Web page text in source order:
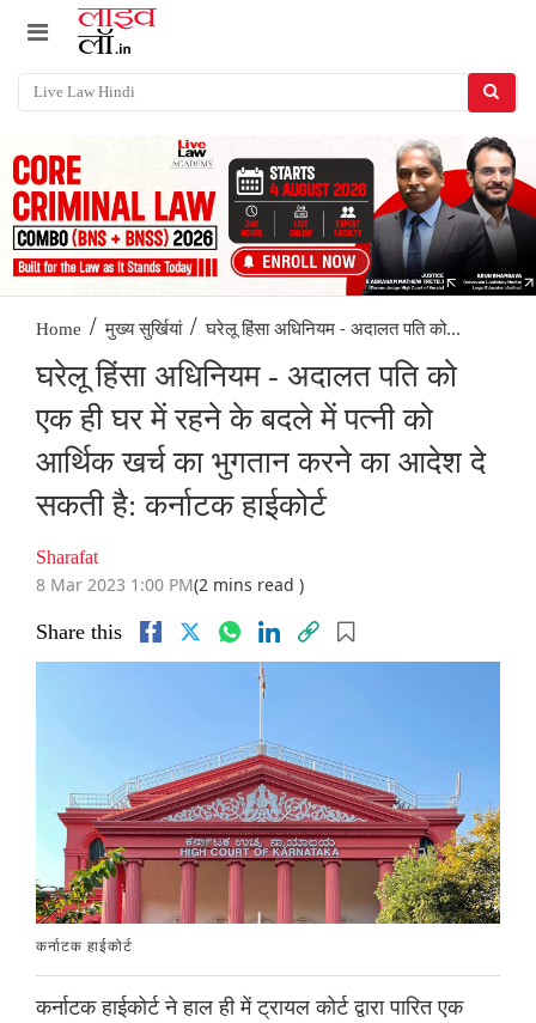
Home / मुख्य सुर्खियां / घरेलू हिंसा अधिनियम - अदालत पति को...
घरेलू हिंसा अधिनियम - अदालत पति को
एक ही घर में रहने के बदले में पत्नी को
आर्थिक खर्च का भुगतान करने का आदेश दे
सकती है: कर्नाटक हाईकोर्ट
Sharafat
8 Mar 2023 1:00 PM(2 mins read )
Share this
कर्नाटक हाईकोर्ट
कर्नाटक हाईकोर्ट ने हाल ही में ट्रायल कोर्ट द्वारा पारित एक